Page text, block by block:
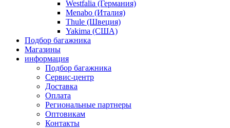
Westfalia (Германия)
Menabo (Италия)
Thule (Швеция)
Yakima (США)
Подбор багажника
Магазины
информация
Подбор багажника
Сервис-центр
Доставка
Оплата
Региональные партнеры
Оптовикам
Контакты